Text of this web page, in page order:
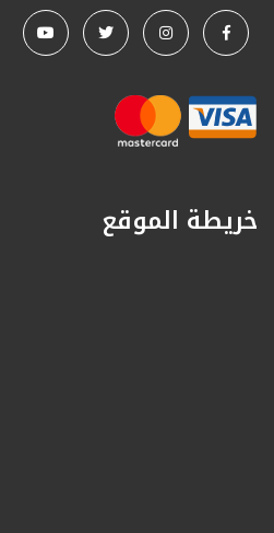
خريطة الموقع